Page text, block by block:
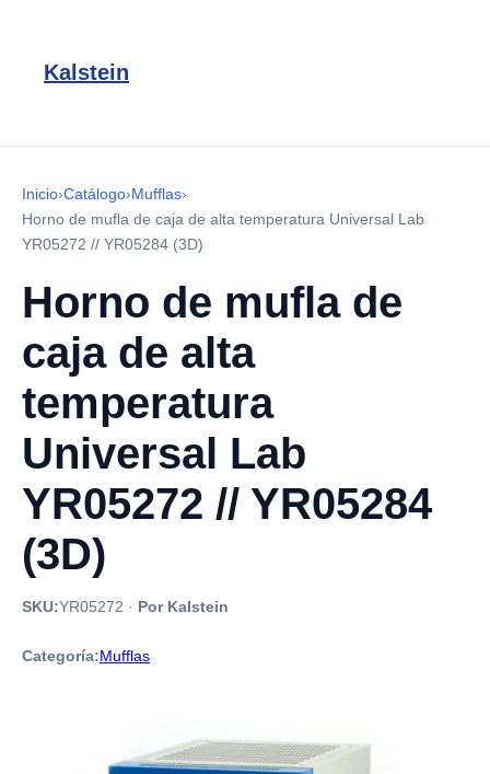
Kalstein
Inicio›Catálogo›Mufflas›
Horno de mufla de caja de alta temperatura Universal Lab
YR05272 // YR05284 (3D)
Horno de mufla de
caja de alta
temperatura
Universal Lab
YR05272 // YR05284
(3D)
SKU:YR05272 · Por Kalstein
Categoría:Mufflas